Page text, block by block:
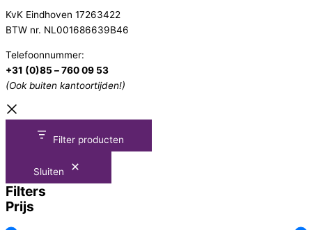
KvK Eindhoven 17263422
BTW nr. NL001686639B46
Telefoonnummer:
+31 (0)85 – 760 09 53
(Ook buiten kantoortijden!)
Filter producten
Sluiten
Filters
Prijs